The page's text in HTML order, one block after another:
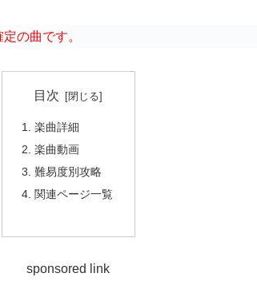
の曲です。
目次
楽曲詳細
楽曲動画
難易度別攻略
関連ページ一覧
sponsored link